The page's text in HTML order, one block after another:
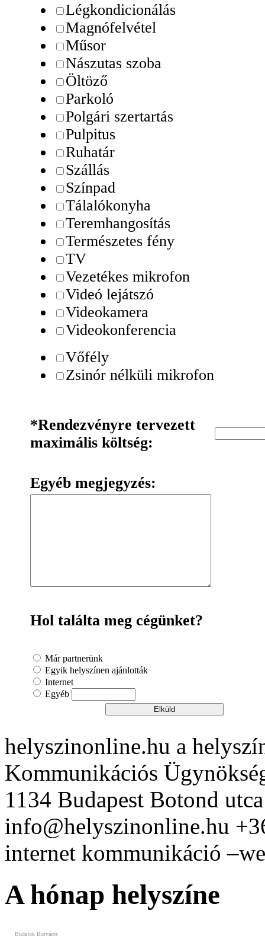
Légkondicionálás
Magnófelvétel
Műsor
Nászutas szoba
Öltöző
Parkoló
Polgári szertartás
Pulpitus
Ruhatár
Szállás
Színpad
Tálalókonyha
Teremhangosítás
Természetes fény
TV
Vezetékes mikrofon
Videó lejátszó
Videokamera
Videokonferencia
Vőfély
Zsinór nélküli mikrofon
*Rendezvényre tervezett
maximális költség:
Egyéb megjegyzés:
Hol találta meg cégünket?
Már partnerünk
Egyik helyszínen ajánlották
Internet
Egyéb
helyszinonline.hu a
Kommunikációs
1134 Budapest Botond
info@helyszinonline.hu
internet kommunikáció
A hónap helyszíne
Vasmacska Terasz